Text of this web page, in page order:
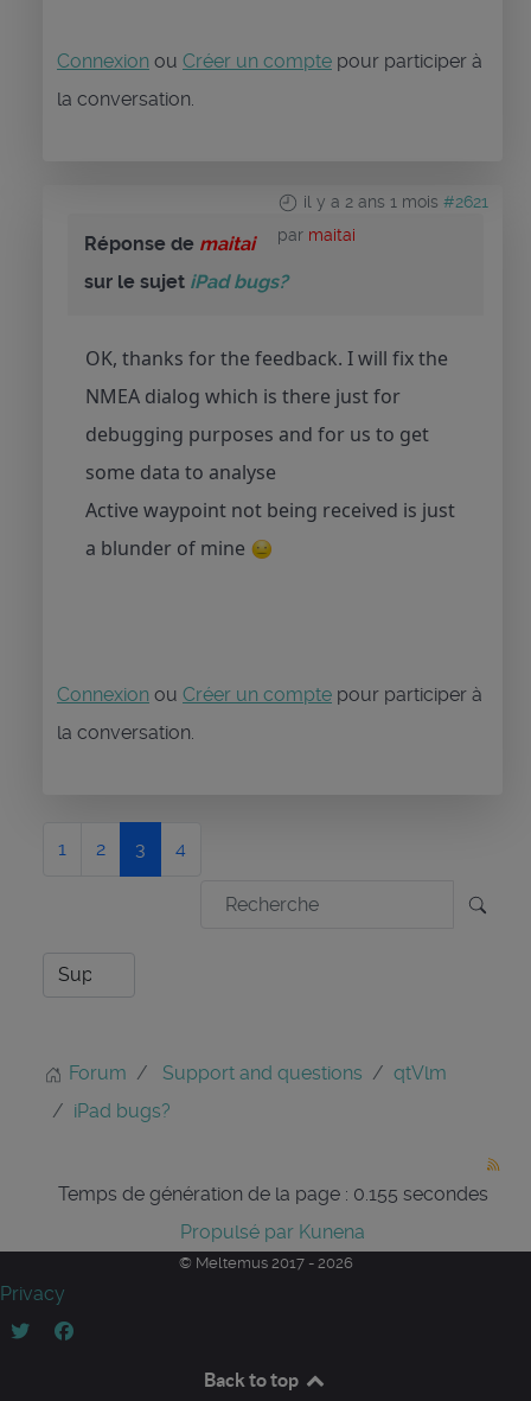
Connexion ou Créer un compte pour participer à
la conversation.
il y a 2 ans 1 mois #2621
par maitai
Réponse de maitai
sur le sujet iPad bugs?
OK, thanks for the feedback. I will fix the
NMEA dialog which is there just for
debugging purposes and for us to get
some data to analyse
Active waypoint not being received is just
a blunder of mine
Connexion ou Créer un compte pour participer à
la conversation.
1 2 3 4
Forum Support and questions
qtVlm
iPad bugs?
Temps de génération de la page : 0.155 secondes
Propulsé par Kunena
© Meltemus 2017 - 2026
Privacy
Back to top